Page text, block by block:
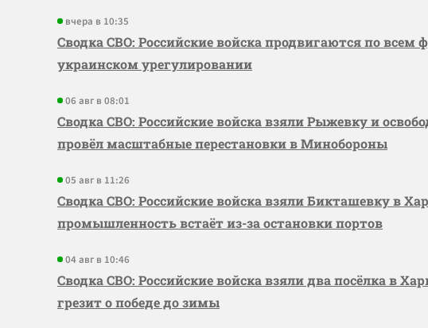
вчера в 10:35
Сводка СВО: Российские войска продвигаются по всем
украинском урегулировании
06 авг в 08:01
Сводка СВО: Российские войска взяли Рыжевку и
провёл масштабные перестановки в Минобороны
05 авг в 11:26
Сводка СВО: Российские войска взяли Бикташевку в
промышленность встаёт из-за остановки портов
04 авг в 10:46
Сводка СВО: Российские войска взяли два посёлка в
грезит о победе до зимы